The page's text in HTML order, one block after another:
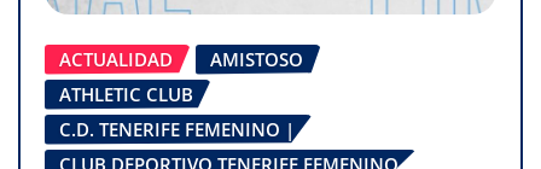
ACTUALIDAD
AMISTOSO
ATHLETIC CLUB
C.D. TENERIFE FEMENINO |
CLUB DEPORTIVO TENERIFE FEMENINO